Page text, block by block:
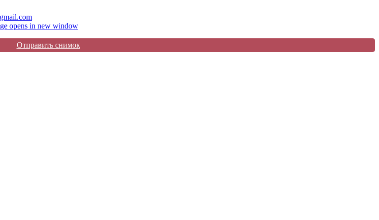
opens in new window
Отправить снимок